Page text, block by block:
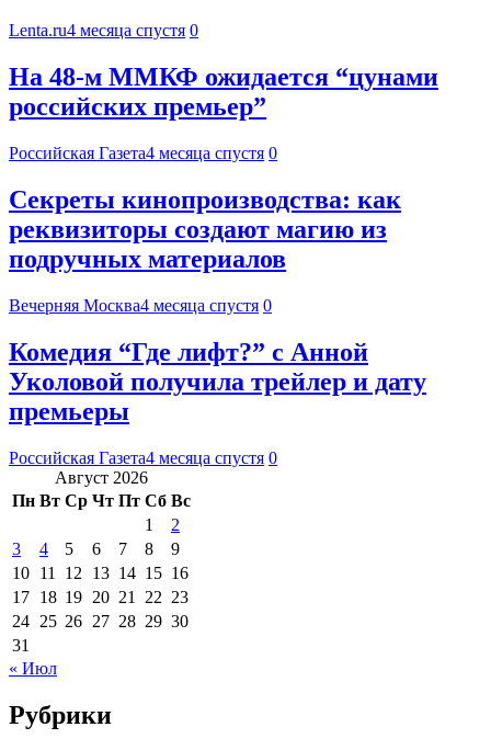
Lenta.ru4 месяца спустя 0
На 48-м ММКФ ожидается “цунами
российских премьер”
Российская Газета4 месяца спустя 0
Секреты кинопроизводства: как
реквизиторы создают магию из
подручных материалов
Вечерняя Москва4 месяца спустя 0
Комедия “Где лифт?” с Анной
Уколовой получила трейлер и дату
премьеры
Российская Газета4 месяца спустя 0
Август 2026
Пн Вт Ср Чт Пт Сб Вс
1
2
3
4 5 6 7 8
9
10 11 12 13 14 15 16
17 18 19 20 21 22 23
24 25 26 27 28 29 30
31
« Июл
Рубрики